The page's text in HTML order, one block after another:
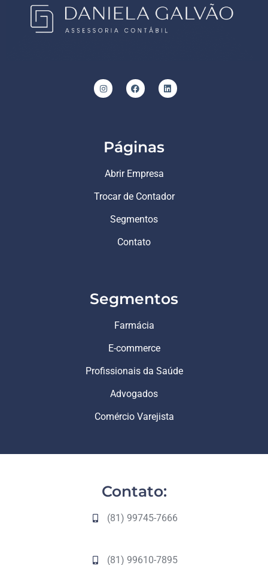
Páginas
Abrir Empresa
Trocar de Contador
Segmentos
Contato
Segmentos
Farmácia
E-commerce
Profissionais da Saúde
Advogados
Comércio Varejista
Contato:
(81) 99745-7666
(81) 99610-7895